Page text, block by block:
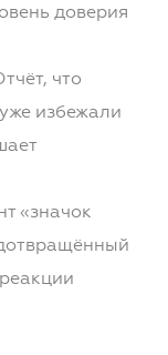
доверия
что
избежали
«значок